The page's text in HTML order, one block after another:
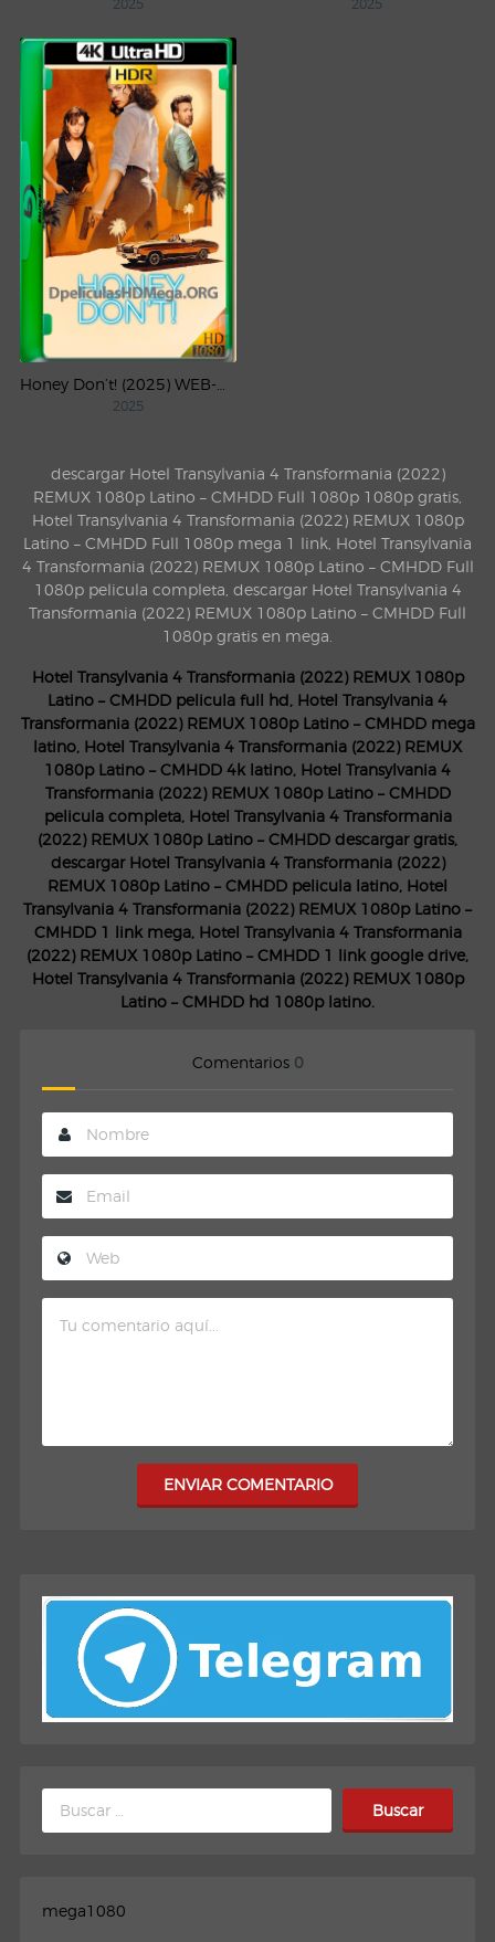
2025 2025
2025
descargar Hotel Transylvania 4 Transformania (2022)
REMUX 1080p Latino – CMHDD Full 1080p 1080p gratis,
Hotel Transylvania 4 Transformania (2022) REMUX 1080p
Latino – CMHDD Full 1080p mega 1 link, Hotel Transylvania
4 Transformania (2022) REMUX 1080p Latino – CMHDD Full
1080p pelicula completa, descargar Hotel Transylvania 4
Transformania (2022) REMUX 1080p Latino – CMHDD Full
1080p gratis en mega.
Hotel Transylvania 4 Transformania (2022) REMUX 1080p
Latino – CMHDD pelicula full hd, Hotel Transylvania 4
Transformania (2022) REMUX 1080p Latino – CMHDD mega
latino, Hotel Transylvania 4 Transformania (2022) REMUX
1080p Latino – CMHDD 4k latino, Hotel Transylvania 4
Transformania (2022) REMUX 1080p Latino – CMHDD
pelicula completa, Hotel Transylvania 4 Transformania
(2022) REMUX 1080p Latino – CMHDD descargar gratis,
descargar Hotel Transylvania 4 Transformania (2022)
REMUX 1080p Latino – CMHDD pelicula latino, Hotel
Transylvania 4 Transformania (2022) REMUX 1080p Latino –
CMHDD 1 link mega, Hotel Transylvania 4 Transformania
(2022) REMUX 1080p Latino – CMHDD 1 link google drive,
Hotel Transylvania 4 Transformania (2022) REMUX 1080p
Latino – CMHDD hd 1080p latino.
Comentarios 0
ENVIAR COMENTARIO
Buscar:
mega1080